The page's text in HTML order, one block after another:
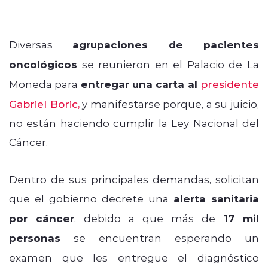
Diversas agrupaciones de pacientes
oncológicos se reunieron en el Palacio de La
Moneda para entregar una carta al presidente
Gabriel Boric,y manifestarse porque, a su juicio,
no están haciendo cumplir la Ley Nacional del
Cáncer.
Dentro de sus principales demandas, solicitan
que el gobierno decrete una alerta sanitaria
por cáncer, debido a que más de 17 mil
personas se encuentran esperando un
examen que les entregue el diagnóstico